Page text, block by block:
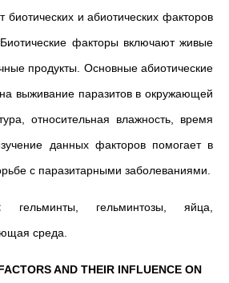
биотических и абиотических факторов
факторы включают живые
продукты. Основные абиотические
выживание паразитов в окружающей
относительная влажность, время
данных факторов помогает в
с паразитарными заболеваниями.
гельминты, гельминтозы, яйца,
среда.
AND THEIR INFLUENCE ON